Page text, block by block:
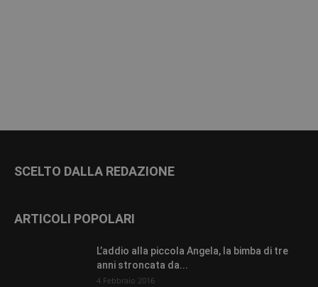
SCELTO DALLA REDAZIONE
ARTICOLI POPOLARI
L’addio alla piccola Angela, la bimba di tre
anni stroncata da...
4 Febbraio 2016